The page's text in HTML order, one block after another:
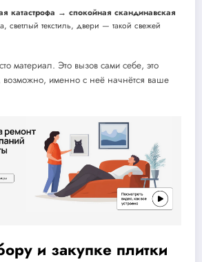
катастрофа → спокойная скандинавская
светлый текстиль, двери — такой свежей
материал. Это вызов сами себе, это
именно с неё начнётся ваше
и закупке плитки